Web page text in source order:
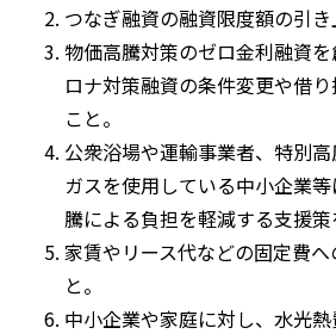
つなぎ融資の融資限度額の引き
物価高騰対策のゼロ金利融資
ロナ対策融資の条件変更や借
こと。
公衆浴場や運輸事業者、特別
ガスを使用している中小企業
騰による負担を軽減する支援策
家賃やリース代などの固定費
と。
中小企業や家庭に対し、水光